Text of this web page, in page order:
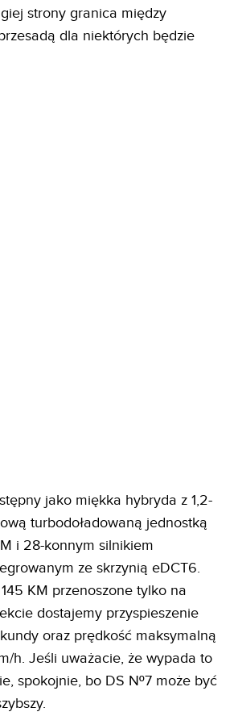
strony granica między
dla niektórych będzie
jako miękka hybryda z 1,2-
turbodoładowaną jednostką
i 28-konnym silnikiem
ze skrzynią eDCT6.
KM przenoszone tylko na
dostajemy przyspieszenie
oraz prędkość maksymalną
h. Jeśli uważacie, że wypada to
spokojnie, bo DS Nº7 może być